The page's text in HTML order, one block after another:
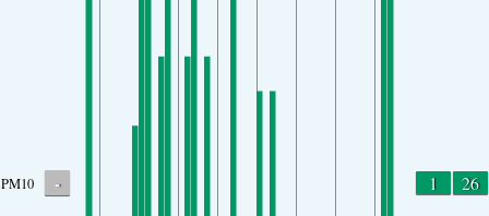
PM10 - 1 26